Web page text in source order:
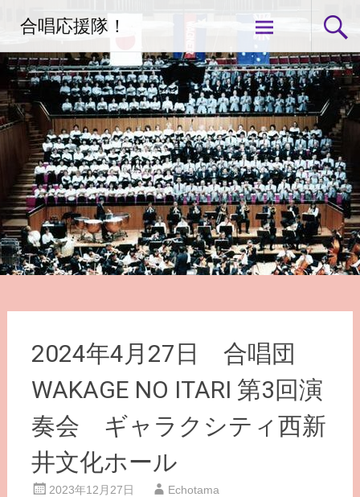
ン
ツ
へ
ス
合唱応援隊！
2024年4月27日 合唱団
WAKAGE NO ITARI 第3回演
奏会 ギャラクシティ西新
井文化ホール
2023年12月27日 Echotama